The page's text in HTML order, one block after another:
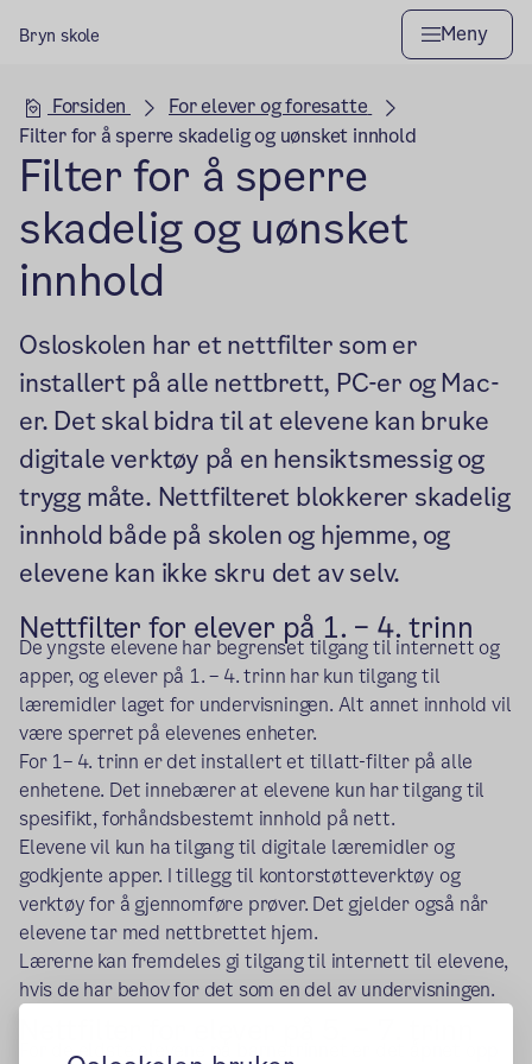
Bryn skole Meny
Hovedseksjon
Forsiden
For elever og foresatte
Filter for å sperre skadelig og uønsket innhold
Filter for å sperre
skadelig og uønsket
innhold
Osloskolen har et nettfilter som er
installert på alle nettbrett, PC-er og Mac-
er. Det skal bidra til at elevene kan bruke
digitale verktøy på en hensiktsmessig og
trygg måte. Nettfilteret blokkerer skadelig
innhold både på skolen og hjemme, og
elevene kan ikke skru det av selv.
Nettfilter for elever på 1. – 4. trinn
De yngste elevene har begrenset tilgang til internett og
apper, og elever på 1. – 4. trinn har kun tilgang til
læremidler laget for undervisningen. Alt annet innhold vil
være sperret på elevenes enheter.
For 1– 4. trinn er det installert et tillatt-filter på alle
enhetene. Det innebærer at elevene kun har tilgang til
spesifikt, forhåndsbestemt innhold på nett.
Elevene vil kun ha tilgang til digitale læremidler og
godkjente apper. I tillegg til kontorstøtteverktøy og
verktøy for å gjennomføre prøver. Det gjelder også når
elevene tar med nettbrettet hjem.
Lærerne kan fremdeles gi tilgang til internett til elevene,
hvis de har behov for det som en del av undervisningen.
For de eldste elevene på barnetrinnet er det åpnet opp